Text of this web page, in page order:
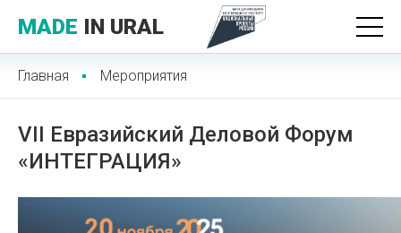
MADE IN URAL
Главная Мероприятия
VII Евразийский Деловой Форум
«ИНТЕГРАЦИЯ»